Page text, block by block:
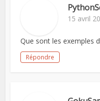
15 avril
Que sont les exemples
Répondre